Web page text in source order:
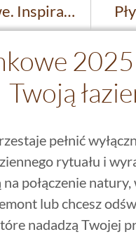
Płytki marmurowe. Inspiracje
Twoją
pełnić
rytuału i
połączenie
lub chcesz
nadadzą Twojej